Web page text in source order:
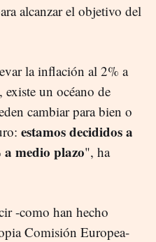
alcanzar el objetivo del
la inflación al 2% a
un océano de
cambiar para bien o
estamos decididos a
medio plazo", ha
-como han hecho
Comisión Europea-